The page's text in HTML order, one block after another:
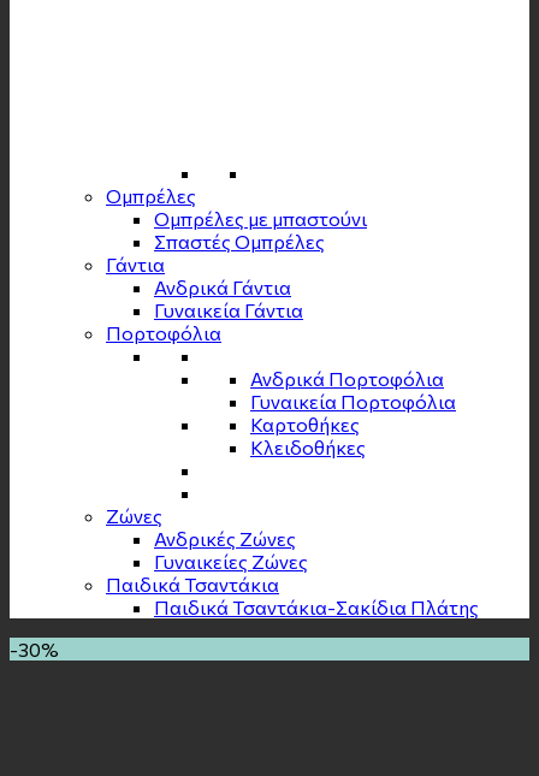
Ομπρέλες
Ομπρέλες με μπαστούνι
Σπαστές Ομπρέλες
Γάντια
Ανδρικά Γάντια
Γυναικεία Γάντια
Πορτοφόλια
Ανδρικά Πορτοφόλια
Γυναικεία Πορτοφόλια
Καρτοθήκες
Κλειδοθήκες
Zώνες
Ανδρικές Ζώνες
Γυναικείες Ζώνες
Παιδικά Τσαντάκια
Παιδικά Τσαντάκια-Σακίδια Πλάτης
-30%